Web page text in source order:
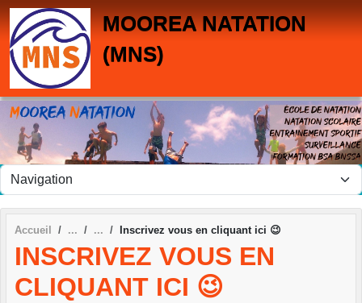
MOOREA NATATION
(MNS)
Accueil Inscrivez vous en cliquant ici 😉
INSCRIVEZ VOUS EN
CLIQUANT ICI 😉
Panneau de gestion des cookies